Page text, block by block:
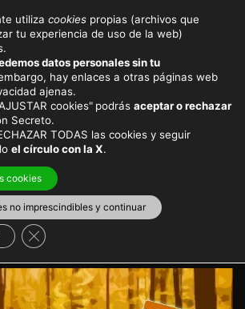
de Plata» en
puente festivo
una confluencia de festivos
Japón que pueden provocar
el viaje
Japón en verano
utiliza cookies propias (archivos que
tu experiencia de uso de la web)
datos personales sin tu
hay enlaces a otras páginas web
ajenas.
cookies" podrás aceptar o rechazar
Secreto.
TODAS las cookies y seguir
el círculo con la X.
cookies
no imprescindibles y continuar
Cerrar el banner de cookies RGPD